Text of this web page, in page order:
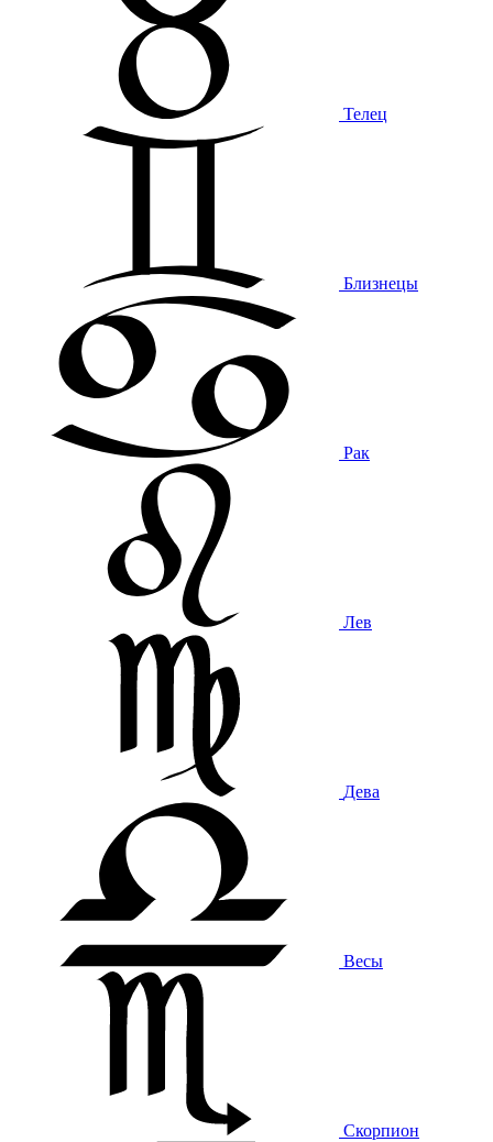
Телец
Близнецы
Рак
Лев
Дева
Весы
Скорпион